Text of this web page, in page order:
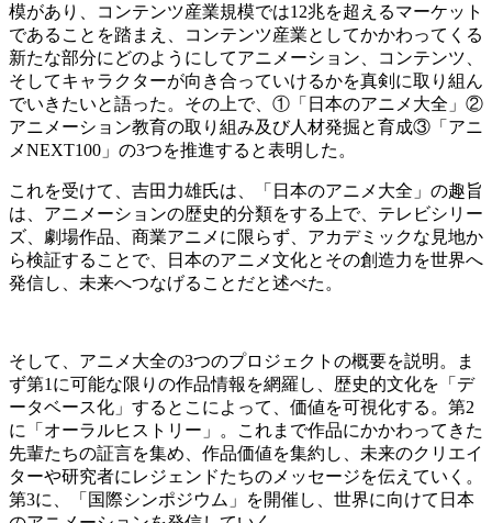
模があり、コンテンツ産業規模では12兆を超えるマーケット
であることを踏まえ、コンテンツ産業としてかかわってくる
新たな部分にどのようにしてアニメーション、コンテンツ、
そしてキャラクターが向き合っていけるかを真剣に取り組ん
でいきたいと語った。その上で、①「日本のアニメ大全」②
アニメーション教育の取り組み及び人材発掘と育成③「アニ
メNEXT100」の3つを推進すると表明した。
これを受けて、吉田力雄氏は、「日本のアニメ大全」の趣旨
は、アニメーションの歴史的分類をする上で、テレビシリー
ズ、劇場作品、商業アニメに限らず、アカデミックな見地か
ら検証することで、日本のアニメ文化とその創造力を世界へ
発信し、未来へつなげることだと述べた。
そして、アニメ大全の3つのプロジェクトの概要を説明。ま
ず第1に可能な限りの作品情報を網羅し、歴史的文化を「デ
ータベース化」するとこによって、価値を可視化する。第2
に「オーラルヒストリー」。これまで作品にかかわってきた
先輩たちの証言を集め、作品価値を集約し、未来のクリエイ
ターや研究者にレジェンドたちのメッセージを伝えていく。
第3に、「国際シンポジウム」を開催し、世界に向けて日本